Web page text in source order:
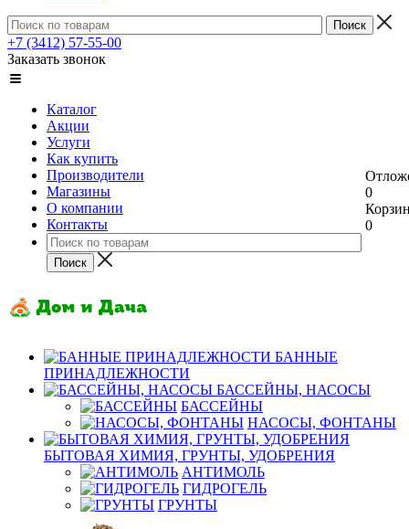
+7 (3412) 57-55-00
Заказать звонок
Каталог
Акции
Услуги
Как купить
Производители
Магазины
О компании
Контакты
0
0
БАННЫЕ
ПРИНАДЛЕЖНОСТИ
БАССЕЙНЫ, НАСОСЫ
БАССЕЙНЫ
НАСОСЫ, ФОНТАНЫ
БЫТОВАЯ ХИМИЯ, ГРУНТЫ, УДОБРЕНИЯ
АНТИМОЛЬ
ГИДРОГЕЛЬ
ГРУНТЫ